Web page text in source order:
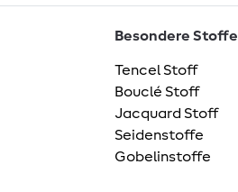
Besondere Stoffe
Tencel Stoff
Bouclé Stoff
Jacquard Stoff
Seidenstoffe
Gobelinstoffe